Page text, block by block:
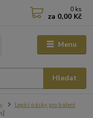
Menu
Hledat
0 ks
za 0,00 Kč
Lepící pásky pro balení